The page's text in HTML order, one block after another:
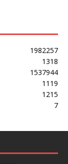
1982257
1318
1537944
1119
1215
7